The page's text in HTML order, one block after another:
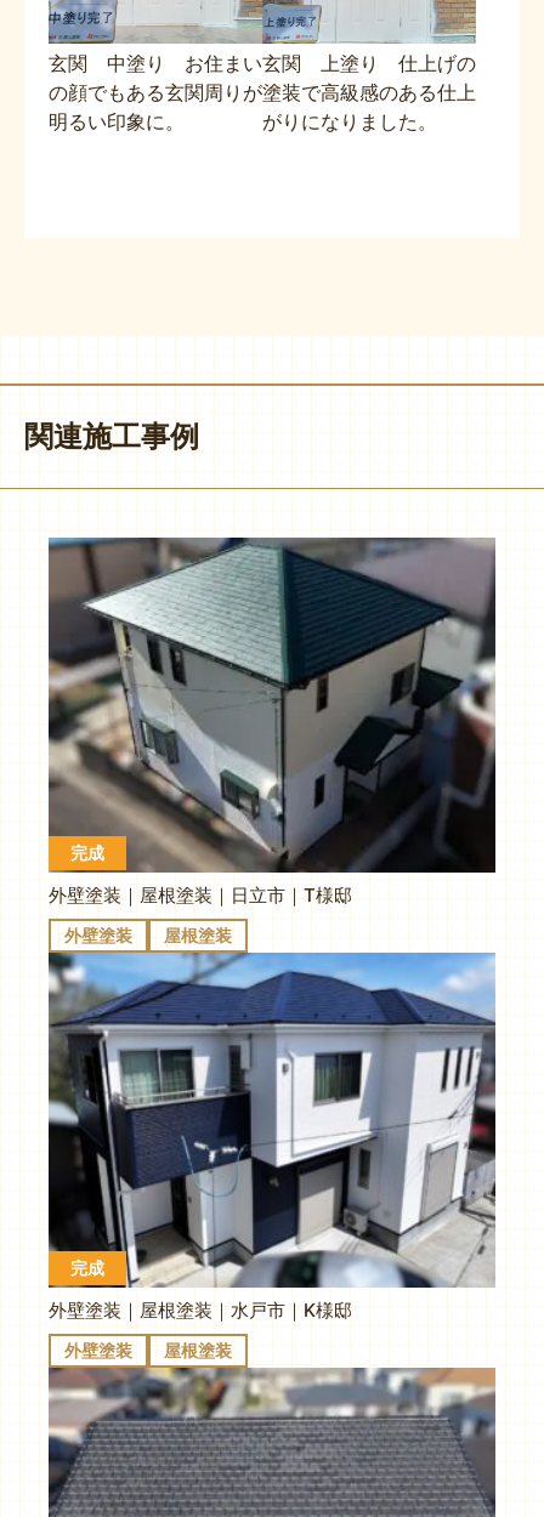
玄関 中塗り お住まい
の顔でもある玄関周りが
明るい印象に。
玄関 上塗り 仕上げの
塗装で高級感のある仕上
がりになりました。
関連施工事例
完成
外壁塗装｜屋根塗装｜日立市｜T様邸
外壁塗装 屋根塗装
完成
外壁塗装｜屋根塗装｜水戸市｜K様邸
外壁塗装 屋根塗装